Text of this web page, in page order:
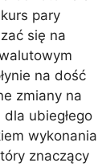
pary
się na
na dość
zmiany na
ubiegłego
wykonania
znaczący